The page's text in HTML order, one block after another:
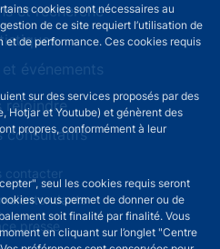
cookies sont nécessaires au
de ce site requiert l’utilisation de
de performance. Ces cookies requis
sur des services proposés par des
Hotjar et Youtube) et génèrent des
propres, conformément à leur
seul les cookies requis seront
vous permet de donner ou de
soit finalité par finalité. Vous
en cliquant sur l’onglet "Centre
et recherche
événements
rejoindre
consultatifs
contacter
presse